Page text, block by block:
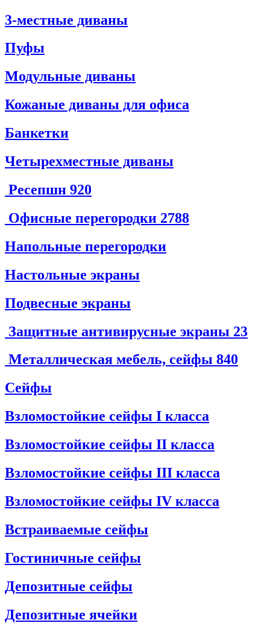
3-местные диваны
Пуфы
Модульные диваны
Кожаные диваны для офиса
Банкетки
Четырехместные диваны
Ресепшн 920
Офисные перегородки 2788
Напольные перегородки
Настольные экраны
Подвесные экраны
Защитные антивирусные экраны 23
Металлическая мебель, сейфы 840
Сейфы
Взломостойкие сейфы I класса
Взломостойкие сейфы II класса
Взломостойкие сейфы III класса
Взломостойкие сейфы IV класса
Встраиваемые сейфы
Гостиничные сейфы
Депозитные сейфы
Депозитные ячейки